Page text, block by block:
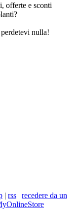
offerte e sconti
nulla!
| rss | recedere da un